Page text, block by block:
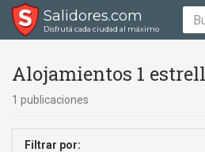
Salidores.com
Disfrutá cada ciudad al máximo
Alojamientos 1
1 publicaciones
Filtrar por: